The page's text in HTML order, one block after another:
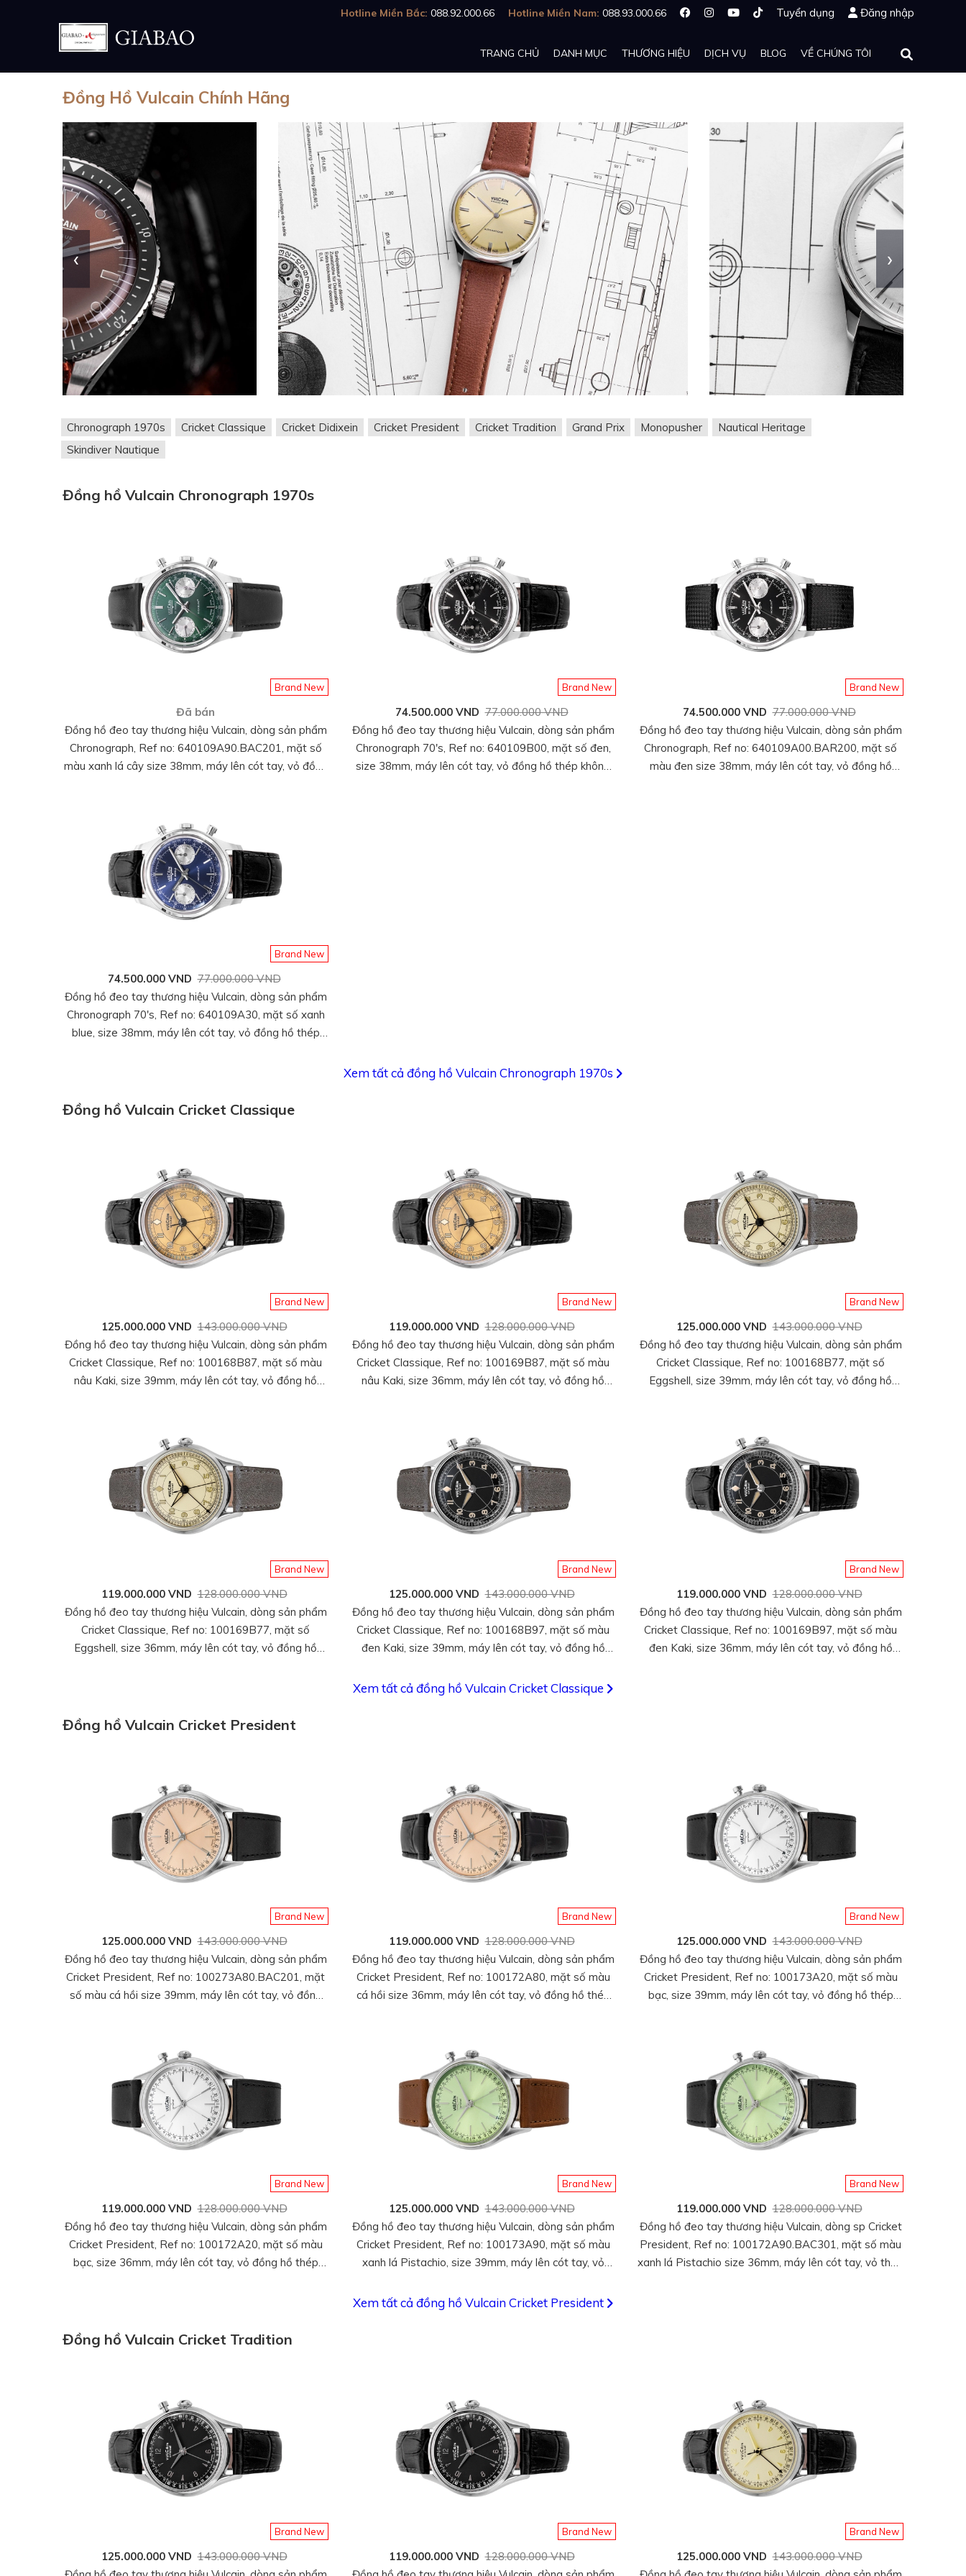
Hotline Miền Bắc: 088.92.000.66 Hotline Miền Nam: 088.93.000.66 Tuyển dụng Đăng nhập
TRANG CHỦ DANH MỤC THƯƠNG HIỆU DỊCH VỤ BLOG VỀ CHÚNG TÔI
Đồng Hồ Vulcain Chính Hãng
‹ ›
Chronograph 1970s Cricket Classique Cricket Didixein Cricket President Cricket Tradition Grand Prix Monopusher
Nautical Heritage
Skindiver Nautique
Đồng hồ Vulcain Chronograph 1970s
Brand New
Đã bán
Đồng hồ đeo tay thương hiệu Vulcain, dòng sản phẩm
Chronograph, Ref no: 640109A90.BAC201, mặt số
màu xanh lá cây size 38mm, máy lên cót tay, vỏ đồng
Brand New
74.500.000 VND 77.000.000 VND
Đồng hồ đeo tay thương hiệu Vulcain, dòng sản phẩm
Chronograph 70's, Ref no: 640109B00, mặt số đen,
size 38mm, máy lên cót tay, vỏ đồng hồ thép không
Brand New
74.500.000 VND 77.000.000 VND
Đồng hồ đeo tay thương hiệu Vulcain, dòng sản phẩm
Chronograph, Ref no: 640109A00.BAR200, mặt số
màu đen size 38mm, máy lên cót tay, vỏ đồng hồ
Brand New
74.500.000 VND 77.000.000 VND
Đồng hồ đeo tay thương hiệu Vulcain, dòng sản phẩm
Chronograph 70's, Ref no: 640109A30, mặt số xanh
blue, size 38mm, máy lên cót tay, vỏ đồng hồ thép
Xem tất cả đồng hồ Vulcain Chronograph 1970s
Đồng hồ Vulcain Cricket Classique
Brand New
125.000.000 VND 143.000.000 VND
Đồng hồ đeo tay thương hiệu Vulcain, dòng sản phẩm
Cricket Classique, Ref no: 100168B87, mặt số màu
nâu Kaki, size 39mm, máy lên cót tay, vỏ đồng hồ
Brand New
119.000.000 VND 128.000.000 VND
Đồng hồ đeo tay thương hiệu Vulcain, dòng sản phẩm
Cricket Classique, Ref no: 100169B87, mặt số màu
nâu Kaki, size 36mm, máy lên cót tay, vỏ đồng hồ
Brand New
125.000.000 VND 143.000.000 VND
Đồng hồ đeo tay thương hiệu Vulcain, dòng sản phẩm
Cricket Classique, Ref no: 100168B77, mặt số
Eggshell, size 39mm, máy lên cót tay, vỏ đồng hồ
Brand New
119.000.000 VND 128.000.000 VND
Đồng hồ đeo tay thương hiệu Vulcain, dòng sản phẩm
Cricket Classique, Ref no: 100169B77, mặt số
Eggshell, size 36mm, máy lên cót tay, vỏ đồng hồ
Brand New
125.000.000 VND 143.000.000 VND
Đồng hồ đeo tay thương hiệu Vulcain, dòng sản phẩm
Cricket Classique, Ref no: 100168B97, mặt số màu
đen Kaki, size 39mm, máy lên cót tay, vỏ đồng hồ
Brand New
119.000.000 VND 128.000.000 VND
Đồng hồ đeo tay thương hiệu Vulcain, dòng sản phẩm
Cricket Classique, Ref no: 100169B97, mặt số màu
đen Kaki, size 36mm, máy lên cót tay, vỏ đồng hồ
Xem tất cả đồng hồ Vulcain Cricket Classique
Đồng hồ Vulcain Cricket President
Brand New
125.000.000 VND 143.000.000 VND
Đồng hồ đeo tay thương hiệu Vulcain, dòng sản phẩm
Cricket President, Ref no: 100273A80.BAC201, mặt
số màu cá hồi size 39mm, máy lên cót tay, vỏ đồng
Brand New
119.000.000 VND 128.000.000 VND
Đồng hồ đeo tay thương hiệu Vulcain, dòng sản phẩm
Cricket President, Ref no: 100172A80, mặt số màu
cá hồi size 36mm, máy lên cót tay, vỏ đồng hồ thép
Brand New
125.000.000 VND 143.000.000 VND
Đồng hồ đeo tay thương hiệu Vulcain, dòng sản phẩm
Cricket President, Ref no: 100173A20, mặt số màu
bạc, size 39mm, máy lên cót tay, vỏ đồng hồ thép
Brand New
119.000.000 VND 128.000.000 VND
Đồng hồ đeo tay thương hiệu Vulcain, dòng sản phẩm
Cricket President, Ref no: 100172A20, mặt số màu
bạc, size 36mm, máy lên cót tay, vỏ đồng hồ thép
Brand New
125.000.000 VND 143.000.000 VND
Đồng hồ đeo tay thương hiệu Vulcain, dòng sản phẩm
Cricket President, Ref no: 100173A90, mặt số màu
xanh lá Pistachio, size 39mm, máy lên cót tay, vỏ
100%
Brand New
119.000.000 VND 128.000.000 VND
Đồng hồ đeo tay thương hiệu Vulcain, dòng sp Cricket
President, Ref no: 100172A90.BAC301, mặt số màu
xanh lá Pistachio size 36mm, máy lên cót tay, vỏ thép
Xem tất cả đồng hồ Vulcain Cricket President
Đồng hồ Vulcain Cricket Tradition
Brand New
125.000.000 VND 143.000.000 VND
Brand New
119.000.000 VND 128.000.000 VND
Brand New
125.000.000 VND 143.000.000 VND